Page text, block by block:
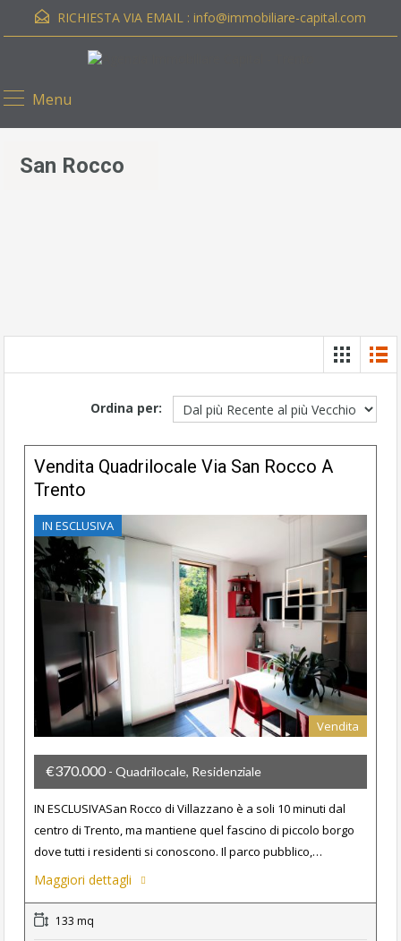
RICHIESTA VIA EMAIL : info@immobiliare-capital.com
Menu
San Rocco
Ordina per:
Vendita Quadrilocale Via San Rocco A
Trento
IN ESCLUSIVA
Vendita
€370.000 - Quadrilocale, Residenziale
IN ESCLUSIVASan Rocco di Villazzano è a soli 10 minuti dal
centro di Trento, ma mantiene quel fascino di piccolo borgo
dove tutti i residenti si conoscono. Il parco pubblico,…
Maggiori dettagli
133 mq